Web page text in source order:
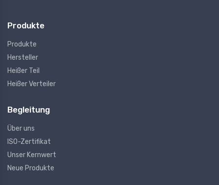
Produkte
Produkte
Hersteller
Heißer Teil
Heißer Verteiler
Begleitung
Über uns
ISO-Zertifikat
Unser Kernwert
Neue Produkte